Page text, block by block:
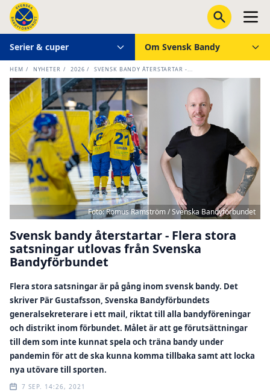
Serier & cuper Om Svensk Bandy
HEM / NYHETER / 2026 / SVENSK BANDY ÅTERSTARTAR -...
Foto: Romus Ramström / Svenska Bandyförbundet
Svensk bandy återstartar - Flera stora
satsningar utlovas från Svenska
Bandyförbundet
Flera stora satsningar är på gång inom svensk bandy. Det
skriver Pär Gustafsson, Svenska Bandyförbundets
generalsekreterare i ett mail, riktat till alla bandyföreningar
och distrikt inom förbundet. Målet är att ge förutsättningar
till dem som inte kunnat spela och träna bandy under
pandemin för att de ska kunna komma tillbaka samt att locka
nya utövare till sporten.
7 SEP. 14:26, 2021